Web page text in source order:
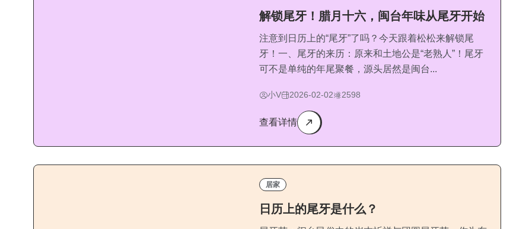
解锁尾牙！腊月十六，闽台年味从尾牙开始
注意到日历上的“尾牙”了吗？今天跟着松松来解锁尾
牙！一、尾牙的来历：原来和土地公是“老熟人”！尾牙
可不是单纯的年尾聚餐，源头居然是闽台...
小V 2026-02-02 2598
查看详情
居家
日历上的尾牙是什么？